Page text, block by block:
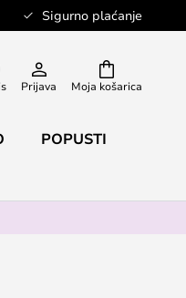
Sigurno plaćanje
Moja košarica
Prijava
POPUSTI